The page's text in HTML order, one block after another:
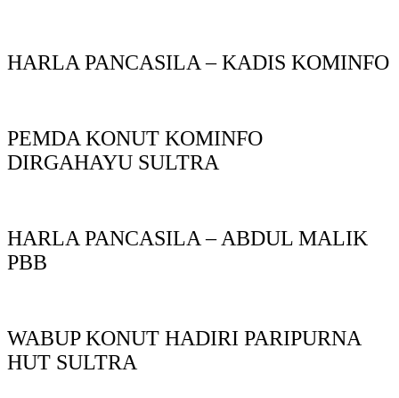
HARLA PANCASILA – KADIS KOMINFO
PEMDA KONUT KOMINFO
DIRGAHAYU SULTRA
HARLA PANCASILA – ABDUL MALIK
PBB
WABUP KONUT HADIRI PARIPURNA
HUT SULTRA